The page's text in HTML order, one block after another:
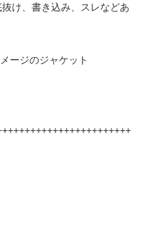
け、書き込み、スレなどあ
ージのジャケット